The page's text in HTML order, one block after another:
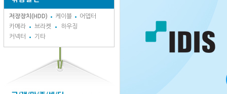
저장장치(HDD) 케이블
어뎁터
카메라
브라켓
하우징
커넥터
기타